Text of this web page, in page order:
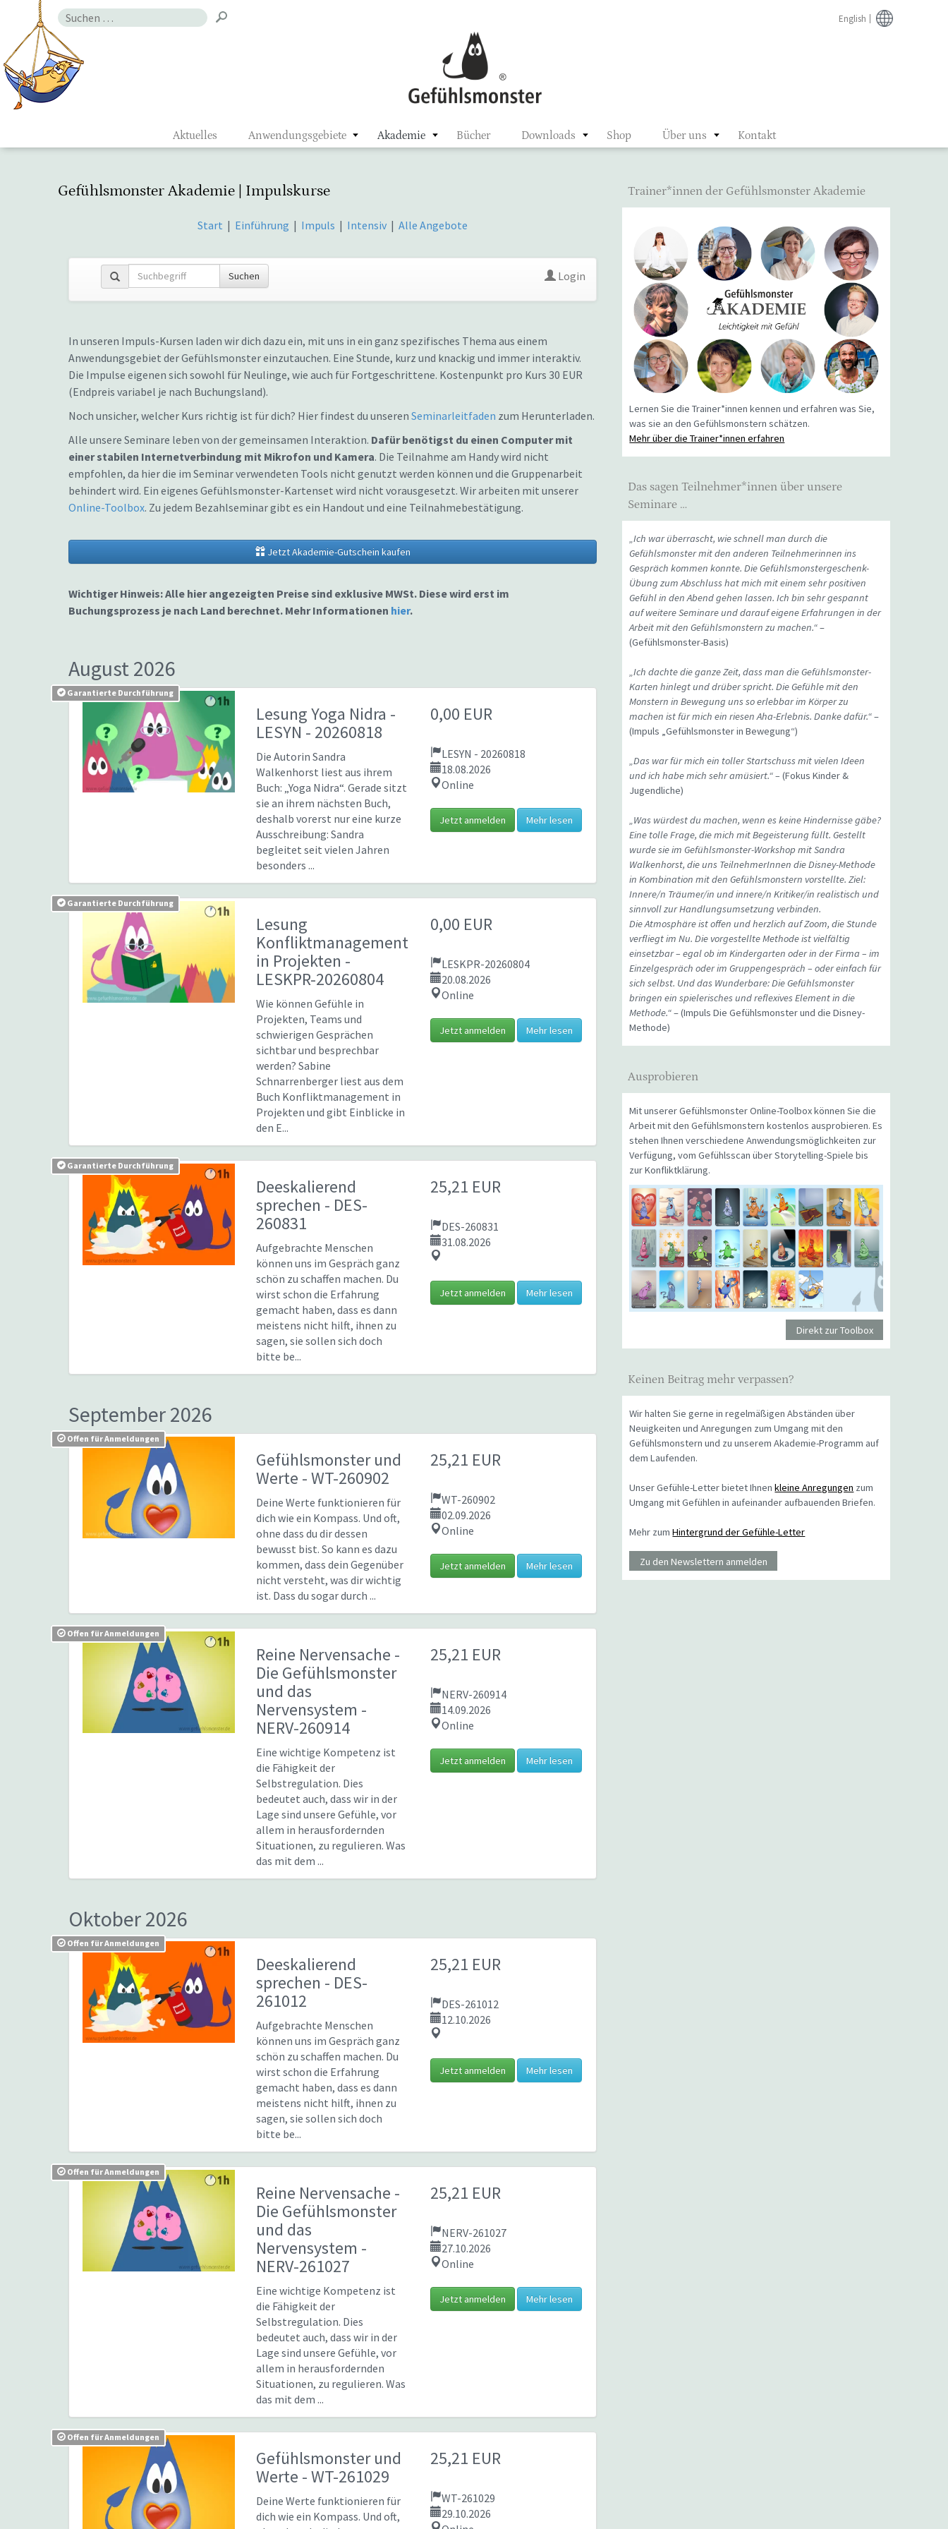
Aktuelles Anwendungsgebiete Akademie Bücher Downloads Shop Über uns Kontakt
English
Suchen
Gefühlsmonster Akademie | Impulskurse
Start | Einführung | Impuls | Intensiv |Alle Angebote
Suchen Login
In unseren Impuls-Kursen laden wir dich dazu ein, mit uns in ein ganz spezifisches Thema aus einem
Anwendungsgebiet der Gefühlsmonster einzutauchen. Eine Stunde, kurz und knackig und immer interaktiv.
Die Impulse eigenen sich sowohl für Neulinge, wie auch für Fortgeschrittene. Kostenpunkt pro Kurs 30 EUR
(Endpreis variabel je nach Buchungsland).
Noch unsicher, welcher Kurs richtig ist für dich? Hier findest du unseren Seminarleitfaden zum Herunterladen.
Alle unsere Seminare leben von der gemeinsamen Interaktion. Dafür benötigst du einen Computer mit
einer stabilen Internetverbindung mit Mikrofon und Kamera. Die Teilnahme am Handy wird nicht
empfohlen, da hier die im Seminar verwendeten Tools nicht genutzt werden können und die Gruppenarbeit
behindert wird. Ein eigenes Gefühlsmonster-Kartenset wird nicht vorausgesetzt. Wir arbeiten mit unserer
Online-Toolbox. Zu jedem Bezahlseminar gibt es ein Handout und eine Teilnahmebestätigung.
Jetzt Akademie-Gutschein kaufen
Wichtiger Hinweis: Alle hier angezeigten Preise sind exklusive MWSt. Diese wird erst im
Buchungsprozess je nach Land berechnet. Mehr Informationen hier.
August 2026
Lesung Yoga Nidra -
LESYN - 20260818
Die Autorin Sandra
Walkenhorst liest aus ihrem
Buch: „Yoga Nidra“. Gerade sitzt
sie an ihrem nächsten Buch,
deshalb vorerst nur eine kurze
Ausschreibung: Sandra
begleitet seit vielen Jahren
besonders ...
Garantierte Durchführung
0,00 EUR
LESYN - 20260818
18.08.2026
Online
Jetzt anmelden Mehr lesen
Lesung
Konfliktmanagement
in Projekten -
LESKPR-20260804
Wie können Gefühle in
Projekten, Teams und
schwierigen Gesprächen
sichtbar und besprechbar
werden? Sabine
Schnarrenberger liest aus dem
Buch Konfliktmanagement in
Projekten und gibt Einblicke in
den E...
Garantierte Durchführung
0,00 EUR
LESKPR-20260804
20.08.2026
Online
Jetzt anmelden Mehr lesen
Deeskalierend
sprechen - DES-
260831
Aufgebrachte Menschen
können uns im Gespräch ganz
schön zu schaffen machen. Du
wirst schon die Erfahrung
gemacht haben, dass es dann
meistens nicht hilft, ihnen zu
sagen, sie sollen sich doch
bitte be...
Garantierte Durchführung
25,21 EUR
DES-260831
31.08.2026
Jetzt anmelden Mehr lesen
September 2026
Gefühlsmonster und
Werte - WT-260902
Deine Werte funktionieren für
dich wie ein Kompass. Und oft,
ohne dass du dir dessen
bewusst bist. So kann es dazu
kommen, dass dein Gegenüber
nicht versteht, was dir wichtig
ist. Dass du sogar durch ...
Offen für Anmeldungen
25,21 EUR
WT-260902
02.09.2026
Online
Jetzt anmelden Mehr lesen
Reine Nervensache -
Die Gefühlsmonster
und das
Nervensystem -
NERV-260914
Eine wichtige Kompetenz ist
die Fähigkeit der
Selbstregulation. Dies
bedeutet auch, dass wir in der
Lage sind unsere Gefühle, vor
allem in herausfordernden
Situationen, zu regulieren. Was
das mit dem ...
Offen für Anmeldungen
25,21 EUR
NERV-260914
14.09.2026
Online
Jetzt anmelden Mehr lesen
Oktober 2026
Deeskalierend
sprechen - DES-
261012
Aufgebrachte Menschen
können uns im Gespräch ganz
schön zu schaffen machen. Du
wirst schon die Erfahrung
gemacht haben, dass es dann
meistens nicht hilft, ihnen zu
sagen, sie sollen sich doch
bitte be...
Offen für Anmeldungen
25,21 EUR
DES-261012
12.10.2026
Jetzt anmelden Mehr lesen
Reine Nervensache -
Die Gefühlsmonster
und das
Nervensystem -
NERV-261027
Eine wichtige Kompetenz ist
die Fähigkeit der
Selbstregulation. Dies
bedeutet auch, dass wir in der
Lage sind unsere Gefühle, vor
allem in herausfordernden
Situationen, zu regulieren. Was
das mit dem ...
Offen für Anmeldungen
25,21 EUR
NERV-261027
27.10.2026
Online
Jetzt anmelden Mehr lesen
Gefühlsmonster und
Werte - WT-261029
Deine Werte funktionieren für
dich wie ein Kompass. Und oft,
Offen für Anmeldungen
25,21 EUR
WT-261029
29.10.2026
Trainer*innen der Gefühlsmonster Akademie
Lernen Sie die Trainer*innen kennen und erfahren was Sie,
was sie an den Gefühlsmonstern schätzen.
Mehr über die Trainer*innen erfahren
Das sagen Teilnehmer*innen über unsere
Seminare …
„Ich war überrascht, wie schnell man durch die
Gefühlsmonster mit den anderen Teilnehmerinnen ins
Gespräch kommen konnte. Die Gefühlsmonstergeschenk-
Übung zum Abschluss hat mich mit einem sehr positiven
Gefühl in den Abend gehen lassen. Ich bin sehr gespannt
auf weitere Seminare und darauf eigene Erfahrungen in der
Arbeit mit den Gefühlsmonstern zu machen.“–
(Gefühlsmonster-Basis)
„Ich dachte die ganze Zeit, dass man die Gefühlsmonster-
Karten hinlegt und drüber spricht. Die Gefühle mit den
Monstern in Bewegung uns so erlebbar im Körper zu
machen ist für mich ein riesen Aha-Erlebnis. Danke dafür.“–
(Impuls „Gefühlsmonster in Bewegung“)
„Das war für mich ein toller Startschuss mit vielen Ideen
und ich habe mich sehr amüsiert.“ –(Fokus Kinder &
Jugendliche)
„Was würdest du machen, wenn es keine Hindernisse gäbe?
Eine tolle Frage, die mich mit Begeisterung füllt. Gestellt
wurde sie im Gefühlsmonster-Workshop mit Sandra
Walkenhorst, die uns TeilnehmerInnen die Disney-Methode
in Kombination mit den Gefühlsmonstern vorstellte. Ziel:
Innere/n Träumer/in und innere/n Kritiker/in realistisch und
sinnvoll zur Handlungsumsetzung verbinden.
Die Atmosphäre ist offen und herzlich auf Zoom, die Stunde
verfliegt im Nu. Die vorgestellte Methode ist vielfältig
einsetzbar – egal ob im Kindergarten oder in der Firma – im
Einzelgespräch oder im Gruppengespräch – oder einfach für
sich selbst. Und das Wunderbare: Die Gefühlsmonster
bringen ein spielerisches und reflexives Element in die
Methode.“– (Impuls Die Gefühlsmonster und die Disney-
Methode)
Ausprobieren
Mit unserer Gefühlsmonster Online-Toolbox können Sie die
Arbeit mit den Gefühlsmonstern kostenlos ausprobieren. Es
stehen Ihnen verschiedene Anwendungsmöglichkeiten zur
Verfügung, vom Gefühlsscan über Storytelling-Spiele bis
zur Konfliktklärung.
Direkt zur Toolbox
Keinen Beitrag mehr verpassen?
Wir halten Sie gerne in regelmäßigen Abständen über
Neuigkeiten und Anregungen zum Umgang mit den
Gefühlsmonstern und zu unserem Akademie-Programm auf
dem Laufenden.
Unser Gefühle-Letter bietet Ihnenkleine Anregungen zum
Umgang mit Gefühlen in aufeinander aufbauenden Briefen.
Mehr zumHintergrund der Gefühle-Letter
Zu den Newslettern anmelden